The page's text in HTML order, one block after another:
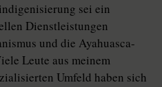
sei ein
Dienstleistungen
und die Ayahuasca-
Leute aus meinem
Umfeld haben sich